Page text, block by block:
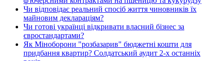
Чи відповідає реальний спосіб життя чиновників їх
майновим деклараціям?
Чи готові українці відкривати власний бізнес за
євростандартами?
Як Міноборони "розбазарив" бюджетні кошти для
придбання квартир? Солдатський аудит 2-х останніх